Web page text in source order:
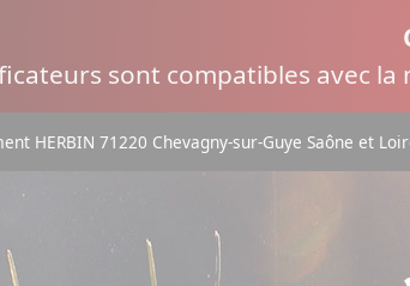
sont compatibles avec la
HERBIN 71220 Chevagny-sur-Guye Saône et